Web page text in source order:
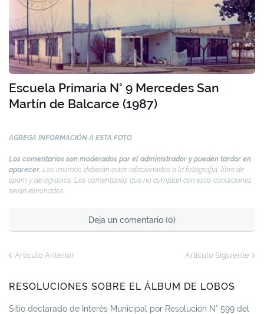
Escuela Primaria N° 9 Mercedes San
Martín de Balcarce (1987)
AGREGÁ INFORMACIÓN A ESTA FOTO
Los comentarios son moderados por el administrador y pueden tardar en
aparecer. Los mismos deberán estar relacionados a la fotografía, libre de
spam y de agravios. Los comentarios que no cumplan con esas condiciones
serán eliminados.
Deja un comentario (0)
Artículo Anterior Artículo Siguiente
RESOLUCIONES SOBRE EL ÁLBUM DE LOBOS
Sitio declarado de Interés Municipal por Resolución N° 599 del